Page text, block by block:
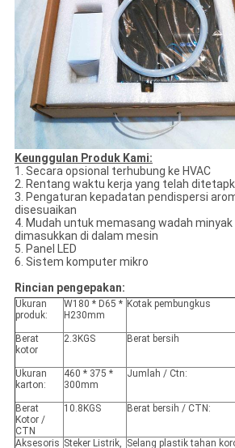
Keunggulan Produk Kami:
1. Secara opsional terhubung ke HVAC
2. Rentang waktu kerja yang telah
3. Pengaturan kepadatan pendispersi
disesuaikan
4. Mudah untuk memasang wadah
dimasukkan di dalam mesin
5. Panel LED
6. Sistem komputer mikro
Rincian pengepakan:
Ukuran
produk:
W180 * D65 *
H230mm
Kotak pembungkus
Berat
kotor
2.3KGS Berat bersih
Ukuran
karton:
460 * 375 *
300mm
Jumlah / Ctn:
Berat
Kotor /
CTN
10.8KGS Berat bersih / CTN:
Aksesoris Steker Listrik, Selang plastik tahan